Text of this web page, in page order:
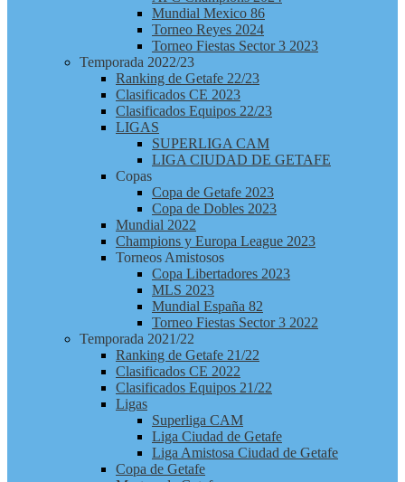
Mundial Mexico 86
Torneo Reyes 2024
Torneo Fiestas Sector 3 2023
Temporada 2022/23
Ranking de Getafe 22/23
Clasificados CE 2023
Clasificados Equipos 22/23
LIGAS
SUPERLIGA CAM
LIGA CIUDAD DE GETAFE
Copas
Copa de Getafe 2023
Copa de Dobles 2023
Mundial 2022
Champions y Europa League 2023
Torneos Amistosos
Copa Libertadores 2023
MLS 2023
Mundial España 82
Torneo Fiestas Sector 3 2022
Temporada 2021/22
Ranking de Getafe 21/22
Clasificados CE 2022
Clasificados Equipos 21/22
Ligas
Superliga CAM
Liga Ciudad de Getafe
Liga Amistosa Ciudad de Getafe
Copa de Getafe